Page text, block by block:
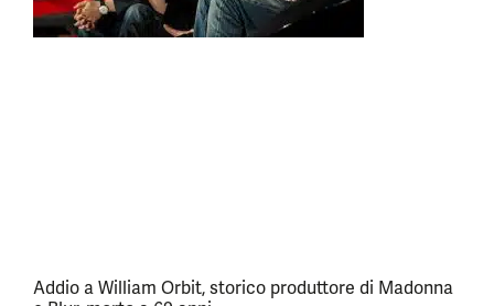
Addio a William Orbit, storico produttore di Madonna